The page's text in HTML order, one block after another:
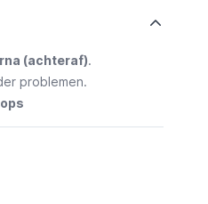
(achteraf).
problemen.